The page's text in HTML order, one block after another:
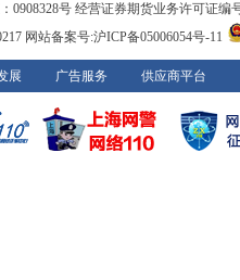
0908328号 经营证券期货业务许可证编
网站备案号:沪ICP备05006054号-11
展 广告服务 供应商平台